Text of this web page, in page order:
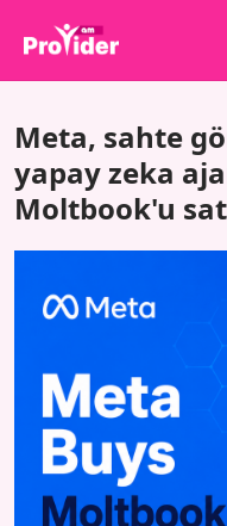
Giriş Yap
Kayıt Ol
Hizmetler
Şartlar
Blog
Meta, sahte
yapay zeka
Moltbook'u